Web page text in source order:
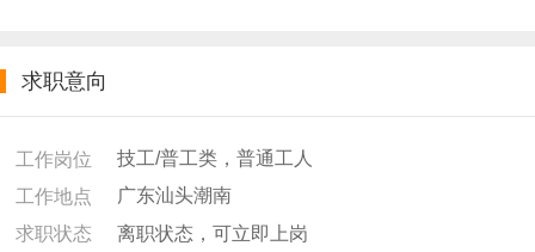
求职意向
工作岗位
技工/普工类，普通工人
工作地点
广东汕头潮南
求职状态
离职状态，可立即上岗